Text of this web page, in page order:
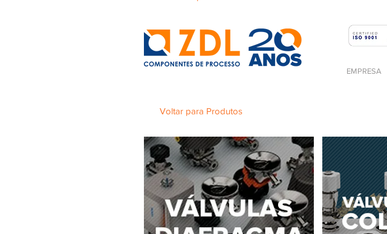
EMPRESA
Voltar para Produtos